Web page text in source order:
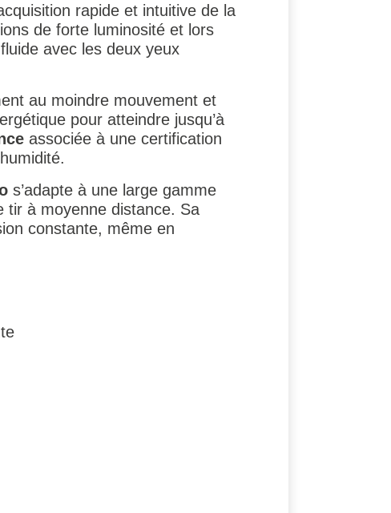
rapide et intuitive de la
de forte luminosité et lors
avec les deux yeux
au moindre mouvement et
pour atteindre jusqu’à
associée à une certification
s’adapte à une large gamme
tir à moyenne distance. Sa
constante, même en